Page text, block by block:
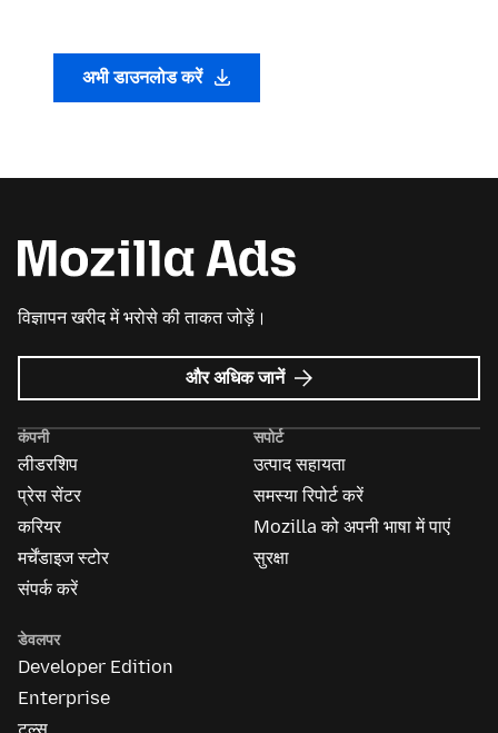
अभी डाउनलोड करें
विज्ञापन खरीद में भरोसे की ताकत जोड़ें।
Mozilla
विज्ञापन
और अधिक जानें
कंपनी
लीडरशिप
प्रेस सेंटर
करियर
मर्चेंडाइज स्टोर
संपर्क करें
सपोर्ट
उत्पाद सहायता
समस्या रिपोर्ट करें
Mozilla को अपनी भाषा में पाएं
सुरक्षा
डेवलपर
Developer Edition
Enterprise